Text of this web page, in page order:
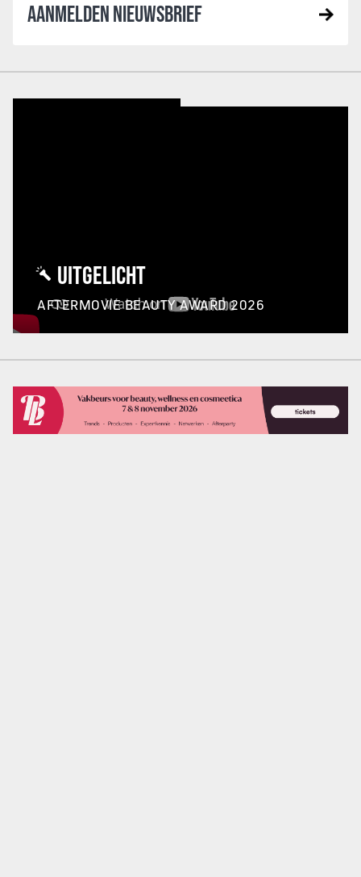
AANMELDEN NIEUWSBRIEF
UITGELICHT
AFTERMOVIE BEAUTY AWARD 2026